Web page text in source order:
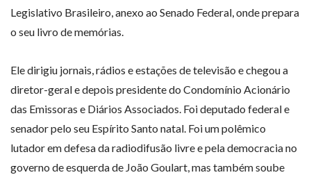
Legislativo Brasileiro, anexo ao Senado Federal, onde prepara
o seu livro de memórias.
Ele dirigiu jornais, rádios e estações de televisão e chegou a
diretor-geral e depois presidente do Condomínio Acionário
das Emissoras e Diários Associados. Foi deputado federal e
senador pelo seu Espírito Santo natal. Foi um polêmico
lutador em defesa da radiodifusão livre e pela democracia no
governo de esquerda de João Goulart, mas também soube